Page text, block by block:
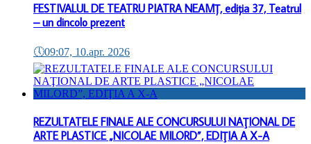
FESTIVALUL DE TEATRU PIATRA NEAMȚ, ediția 37, Teatrul
– un dincolo prezent
🕔09:07, 10.apr. 2026
REZULTATELE FINALE ALE CONCURSULUI NAŢIONAL DE
ARTE PLASTICE „NICOLAE MILORD”, EDIŢIA A X-A